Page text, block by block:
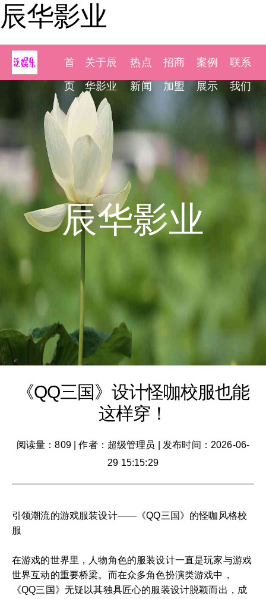
辰华影业
首
页
关于辰
华影业
热点
新闻
招商
加盟
案例
展示
联系
我们
辰华影业
《QQ三国》设计怪咖校服也能
这样穿！
阅读量：809|作者：超级管理员
发布时间：2026-06-
29 15:15:29
引领潮流的游戏服装设计——《QQ三国》的怪咖风格校
服
在游戏的世界里，人物角色的服装设计一直是玩家与游戏
世界互动的重要桥梁。而在众多角色扮演类游戏中，
《QQ三国》无疑以其独具匠心的服装设计脱颖而出，成